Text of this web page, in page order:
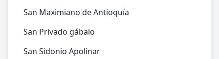
San Maximiano de Antioquía
San Privado gábalo
San Sidonio Apolinar